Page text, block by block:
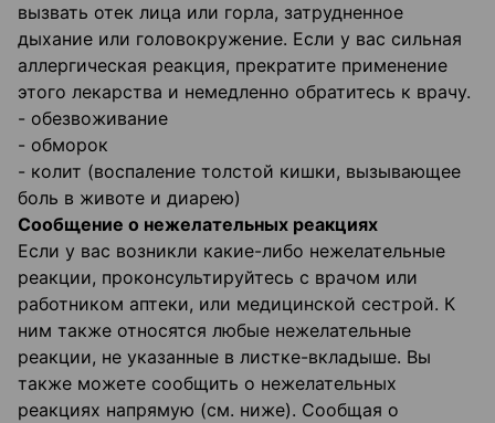
вызвать отек лица или горла, затрудненное
дыхание или головокружение. Если у вас сильная
аллергическая реакция, прекратите применение
этого лекарства и немедленно обратитесь к врачу.
- обезвоживание
- обморок
- колит (воспаление толстой кишки, вызывающее
боль в животе и диарею)
Сообщение о нежелательных реакциях
Если у вас возникли какие-либо нежелательные
реакции, проконсультируйтесь с врачом или
работником аптеки, или медицинской сестрой. К
ним также относятся любые нежелательные
реакции, не указанные в листке-вкладыше. Вы
также можете сообщить о нежелательных
реакциях напрямую (см. ниже). Сообщая о